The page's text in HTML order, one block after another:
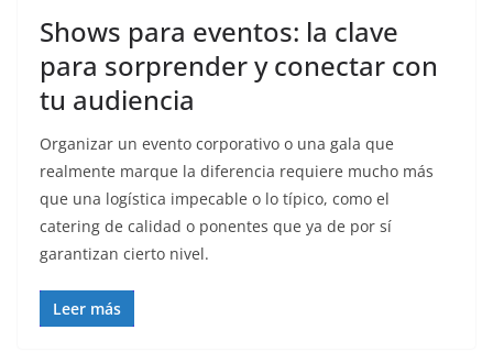
Shows para eventos: la clave
para sorprender y conectar con
tu audiencia
Organizar un evento corporativo o una gala que
realmente marque la diferencia requiere mucho más
que una logística impecable o lo típico, como el
catering de calidad o ponentes que ya de por sí
garantizan cierto nivel.
Leer más